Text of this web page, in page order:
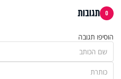
0 תגובות
הוסיפו תגובה